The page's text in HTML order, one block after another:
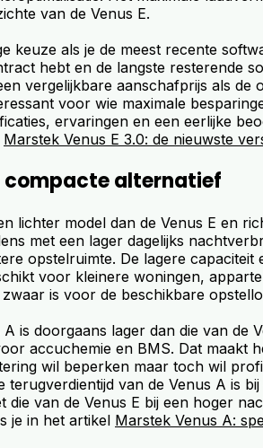
van de Venus E.
keuze als je de meest recente
hebt en de langste resterende
vergelijkbare aanschafprijs als de
voor wie maximale
ervaringen en een eerlijke
Marstek Venus E 3.0: de nieuwste
compacte alternatief
lichter model dan de Venus E en
met een lager dagelijks
opstelruimte. De lagere capaciteit
voor kleinere woningen,
is voor de beschikbare
is doorgaans lager dan die van de
accuchemie en BMS. Dat maakt
wil beperken maar toch wil
terugverdientijd van de Venus A is
die van de Venus E bij een hoger
je in het artikel Marstek Venus A: